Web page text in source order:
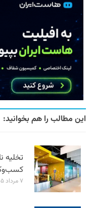
این مطالب را هم بخوانید:
۷ مرداد ۱۴۰۵